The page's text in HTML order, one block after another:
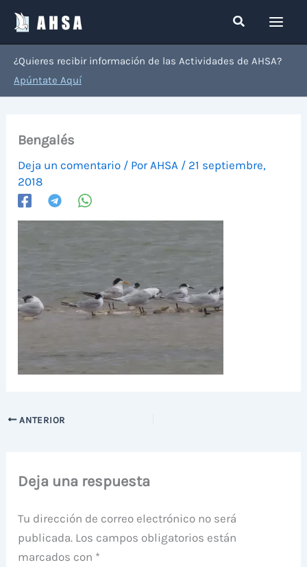
contenido
Buscar
¿Quieres recibir información de las Actividades de AHSA?
Apúntate Aquí
Bengalés
Deja un comentario / Por AHSA / 21 septiembre,
2018
ANTERIOR
Deja una respuesta
Tu dirección de correo electrónico no será
publicada. Los campos obligatorios están
marcados con *